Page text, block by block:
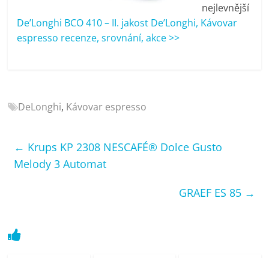
porovnání
Elektro
notebooky,
kávovary,
bazény
nejlevnější
De’Longhi BCO 410 – II. jakost De’Longhi, Kávovar
espresso recenze, srovnání, akce >>
DeLonghi, Kávovar espresso
← Krups KP 2308 NESCAFÉ® Dolce Gusto
Melody 3 Automat
GRAEF ES 85 →